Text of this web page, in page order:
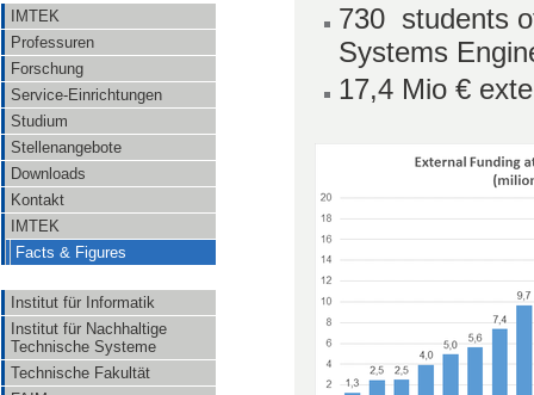
IMTEK
Professuren
Forschung
Service-Einrichtungen
Studium
Stellenangebote
Downloads
Kontakt
IMTEK
Facts & Figures
Institut für Informatik
Institut für Nachhaltige
Technische Systeme
Technische Fakultät
730 students
Systems
17,4 Mio €